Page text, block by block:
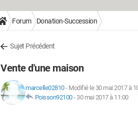
Forum Donation-Succession
Sujet Précédent
Vente d'une maison
marcelle02810- Modifié le 30 mai 2017 à
Poisson92100- 30 mai 2017 à 11:00